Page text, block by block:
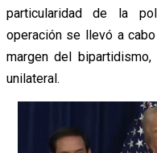
particularidad de la
operación se llevó a cabo
margen del
unilateral.